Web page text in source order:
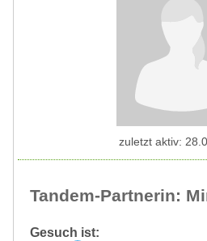
Tandem-Partnerin:
Gesuch ist:
zuletzt aktiv: